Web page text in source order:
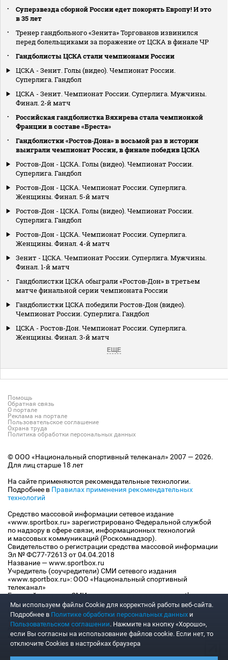
Суперзвезда сборной России едет покорять Европу! И это
в 35 лет
Тренер гандбольного «Зенита» Торгованов извинился
перед болельщиками за поражение от ЦСКА в финале ЧР
Гандболисты ЦСКА стали чемпионами России
ЦСКА - Зенит. Голы (видео). Чемпионат России.
Суперлига. Гандбол
ЦСКА - Зенит. Чемпионат России. Суперлига. Мужчины.
Финал. 2-й матч
Российская гандболистка Вяхирева стала чемпионкой
Франции в составе «Бреста»
Гандболистки «Ростов‑Дона» в восьмой раз в истории
выиграли чемпионат России, в финале победив ЦСКА
Ростов-Дон - ЦСКА. Голы (видео). Чемпионат России.
Суперлига. Гандбол
Ростов-Дон - ЦСКА. Чемпионат России. Суперлига.
Женщины. Финал. 5-й матч
Ростов-Дон - ЦСКА. Голы (видео). Чемпионат России.
Суперлига. Гандбол
Ростов-Дон - ЦСКА. Чемпионат России. Суперлига.
Женщины. Финал. 4-й матч
Зенит - ЦСКА. Чемпионат России. Суперлига. Мужчины.
Финал. 1-й матч
Гандболистки ЦСКА обыграли «Ростов‑Дон» в третьем
матче финальной серии чемпионата России
Гандболистки ЦСКА победили Ростов-Дон (видео).
Чемпионат России. Суперлига. Гандбол
ЦСКА - Ростов-Дон. Чемпионат России. Суперлига.
Женщины. Финал. 3-й матч
ЕЩЕ
Помощь
Обратная связь
О портале
Реклама на портале
Пользовательское соглашение
Охрана труда
Политика обработки персональных данных
© ООО «Национальный спортивный телеканал» 2007 — 2026.
Для лиц старше 18 лет
На сайте применяются рекомендательные технологии.
Подробнее в Правилах применения рекомендательных
технологий
Средство массовой информации сетевое издание
«www.sportbox.ru» зарегистрировано Федеральной службой
по надзору в сфере связи, информационных технологий
и массовых коммуникаций (Роскомнадзор).
Свидетельство о регистрации средства массовой информации
Эл № ФС77-72613 от 04.04.2018
Название — www.sportbox.ru
Учредитель (соучредители) СМИ сетевого издания
«www.sportbox.ru»: ООО «Национальный спортивный
телеканал»
Главный редактор СМИ сетевого издания «www.sportbox.ru»:
Конов В.А.
Номер телефона редакции СМИ сетевого издания
«www.sportbox.ru»: +7 (495) 653 8419
Адрес электронной почты редакции СМИ сетевого издания
«www.sportbox.ru»: editor@sportbox.ru
Мы используем файлы Сookie для корректной работы веб-сайта.
Подробнее в Политике обработки персональных данных и
Пользовательском соглашении. Нажмите на кнопку «Хорошо»,
если Вы согласны на использование файлов cookie. Если нет, то
отключите Cookies в настройках браузера